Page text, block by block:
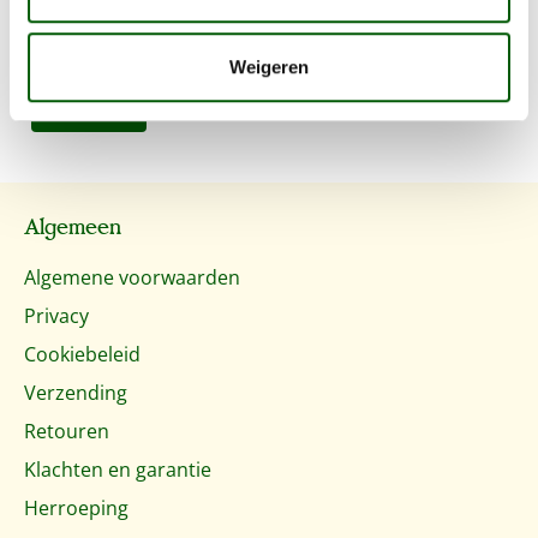
Weigeren
Details
Algemeen
Algemene voorwaarden
Privacy
Cookiebeleid
Verzending
Retouren
Klachten en garantie
Herroeping